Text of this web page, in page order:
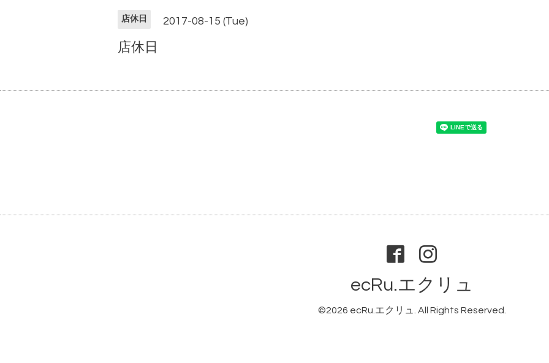
店休日 2017-08-15 (Tue)
店休日
ecRu.エクリュ
©2026 ecRu.エクリュ . All Rights Reserved.